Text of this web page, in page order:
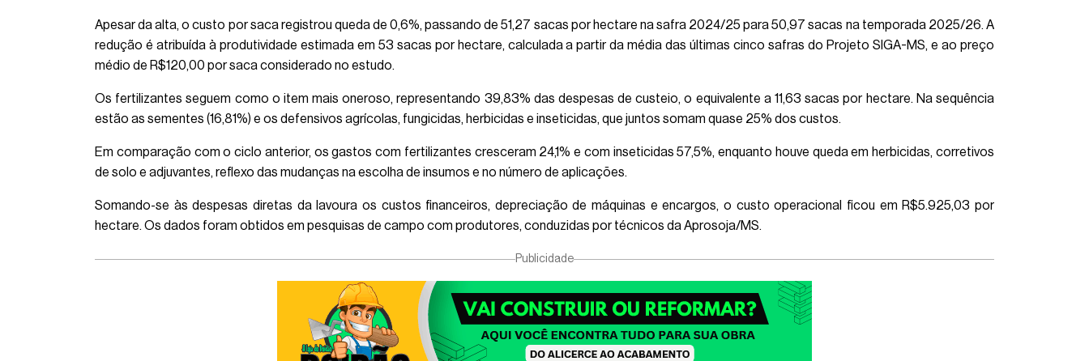
Apesar da alta, o custo por saca registrou queda de 0,6%, passando de 51,27 sacas por hectare na safra 2024/25 para 50,97 sacas na temporada 2025/26. A
redução é atribuída à produtividade estimada em 53 sacas por hectare, calculada a partir da média das últimas cinco safras do Projeto SIGA-MS, e ao preço
médio de R$120,00 por saca considerado no estudo.
Os fertilizantes seguem como o item mais oneroso, representando 39,83% das despesas de custeio, o equivalente a 11,63 sacas por hectare. Na sequência
estão as sementes (16,81%) e os defensivos agrícolas, fungicidas, herbicidas e inseticidas, que juntos somam quase 25% dos custos.
Em comparação com o ciclo anterior, os gastos com fertilizantes cresceram 24,1% e com inseticidas 57,5%, enquanto houve queda em herbicidas, corretivos
de solo e adjuvantes, reflexo das mudanças na escolha de insumos e no número de aplicações.
Somando-se às despesas diretas da lavoura os custos financeiros, depreciação de máquinas e encargos, o custo operacional ficou em R$5.925,03 por
hectare. Os dados foram obtidos em pesquisas de campo com produtores, conduzidas por técnicos da Aprosoja/MS.
Publicidade